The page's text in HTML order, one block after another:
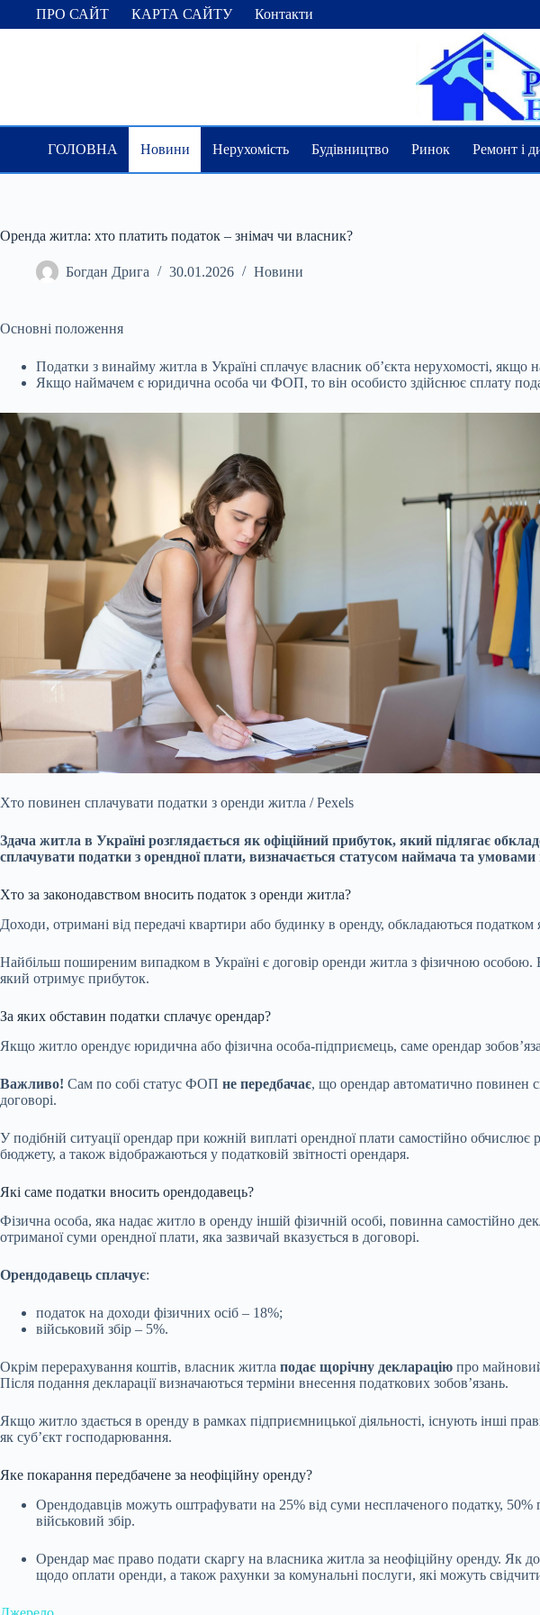
ПерейтиПРО САЙТ КАРТА САЙТУ Контакти
ГОЛОВНА Новини Нерухомість Будівництво Ринок Ремонт і
Оренда житла: хто платить податок – знімач чи власник?
Богдан Дрига 30.01.2026 Новини
Основні положення
Податки з винайму житла в Україні сплачує власник об’єкта нерухомості, якщо
Якщо наймачем є юридична особа чи ФОП, то він особисто здійснює сплату
Хто повинен сплачувати податки з оренди житла / Pexels
Здача житла в Україні розглядається як офіційний прибуток, який підлягає
сплачувати податки з орендної плати, визначається статусом наймача та умовами
Хто за законодавством вносить податок з оренди житла?
Доходи, отримані від передачі квартири або будинку в оренду, обкладаються
Найбільш поширеним випадком в Україні є договір оренди житла з фізичною особою.
який отримує прибуток.
За яких обставин податки сплачує орендар?
Якщо житло орендує юридична або фізична особа-підприємець, саме орендар
Важливо! Сам по собі статус ФОП не передбачає, що орендар автоматично повинен
договорі.
У подібній ситуації орендар при кожній виплаті орендної плати самостійно
бюджету, а також відображаються у податковій звітності орендаря.
Які саме податки вносить орендодавець?
Фізична особа, яка надає житло в оренду іншій фізичній особі, повинна самостійно
отриманої суми орендної плати, яка зазвичай вказується в договорі.
Орендодавець сплачує:
податок на доходи фізичних осіб – 18%;
військовий збір – 5%.
Окрім перерахування коштів, власник житла подає щорічну декларацію про
Після подання декларації визначаються терміни внесення податкових зобов’язань.
Якщо житло здається в оренду в рамках підприємницької діяльності, існують інші
як суб’єкт господарювання.
Яке покарання передбачене за неофіційну оренду?
Орендодавців можуть оштрафувати на 25% від суми несплаченого податку,
військовий збір.
Орендар має право подати скаргу на власника житла за неофіційну оренду. Як
щодо оплати оренди, а також рахунки за комунальні послуги, які можуть